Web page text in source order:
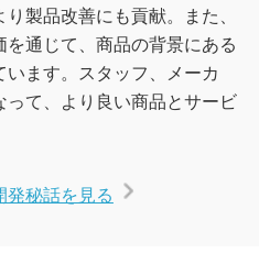
製品改善にも貢献。また、
通じて、商品の背景にある
ます。スタッフ、メーカ
て、より良い商品とサービ
発秘話を見る